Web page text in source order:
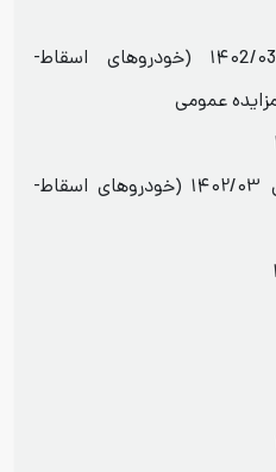
، مزایده عمومی ۱۴۰2/۰3 (خودروهای اسقاط-
عمومی
عنوان مزایده : مزایده عمومی ۱۴۰2/۰3 (خودروهای اسقاط-